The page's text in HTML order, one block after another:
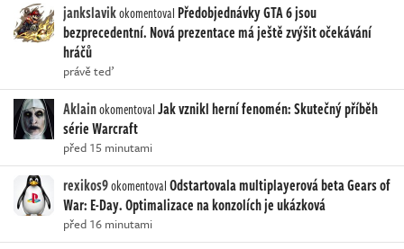
jankslavikokomentoval Předobjednávky GTA 6 jsou
bezprecedentní. Nová prezentace má ještě zvýšit očekávání
hráčů
právě teď
AklainokomentovalJak vznikl herní fenomén: Skutečný příběh
série Warcraft
před 15 minutami
rexikos9okomentovalOdstartovala multiplayerová beta Gears of
War: E-Day. Optimalizace na konzolích je ukázková
před 16 minutami